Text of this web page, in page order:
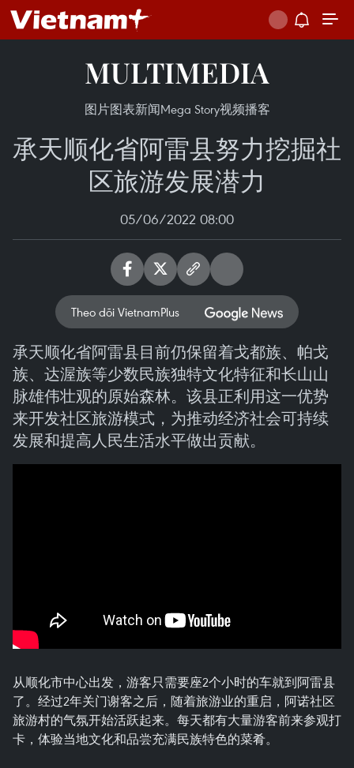
MULTIMEDIA
图片图表新闻Mega Story视频播客
承天顺化省阿雷县努力挖掘社
区旅游发展潜力
05/06/2022 08:00
Theo dõi VietnamPlus
承天顺化省阿雷县目前仍保留着戈都族、帕戈
族、达渥族等少数民族独特文化特征和长山山
脉雄伟壮观的原始森林。该县正利用这一优势
来开发社区旅游模式，为推动经济社会可持续
发展和提高人民生活水平做出贡献。
从顺化市中心出发，游客只需要座2个小时的车就到阿雷县
了。经过2年关门谢客之后，随着旅游业的重启，阿诺社区
旅游村的气氛开始活跃起来。每天都有大量游客前来参观打
卡，体验当地文化和品尝充满民族特色的菜肴。